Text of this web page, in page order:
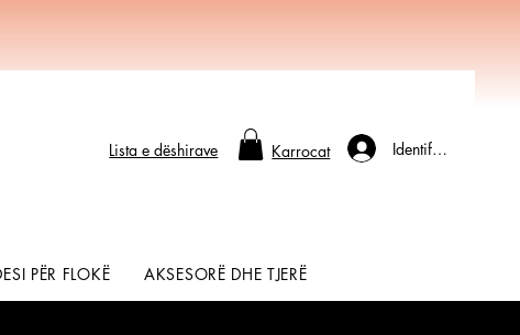
Lista e dëshirave Identifikohu
Karrocat
PËR FLOKË AKSESORË DHE TJERË